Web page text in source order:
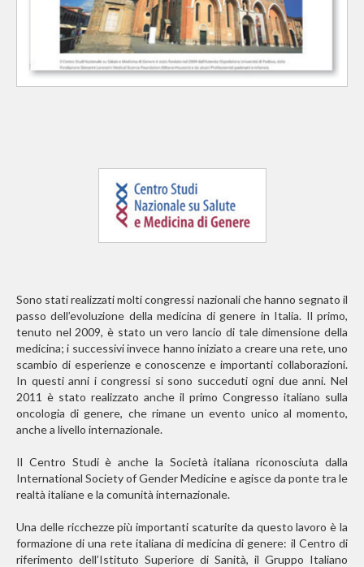
Sono stati realizzati molti congressi nazionali che hanno segnato il
passo dell’evoluzione della medicina di genere in Italia. Il primo,
tenuto nel 2009, è stato un vero lancio di tale dimensione della
medicina; i successivi invece hanno iniziato a creare una rete, uno
scambio di esperienze e conoscenze e importanti collaborazioni.
In questi anni i congressi si sono succeduti ogni due anni. Nel
2011 è stato realizzato anche il primo Congresso italiano sulla
oncologia di genere, che rimane un evento unico al momento,
anche a livello internazionale.
Il Centro Studi è anche la Società italiana riconosciuta dalla
International Society of Gender Medicine e agisce da ponte tra le
realtà italiane e la comunità internazionale.
Una delle ricchezze più importanti scaturite da questo lavoro è la
formazione di una rete italiana di medicina di genere: il Centro di
riferimento dell’Istituto Superiore di Sanità, il Gruppo Italiano